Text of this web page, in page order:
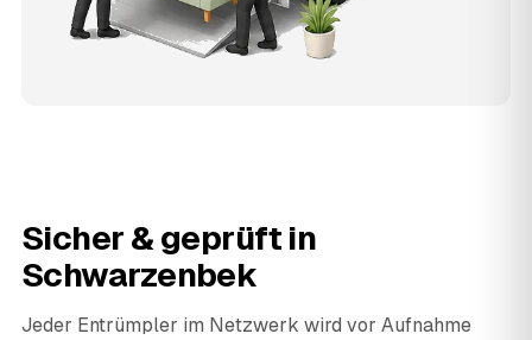
Sicher & geprüft in
Schwarzenbek
Jeder Entrümpler im Netzwerk wird vor Aufnahme